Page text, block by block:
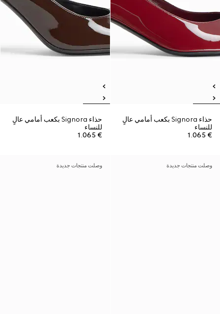
حذاء Signora بكعب أمامي عالٍ
للنساء
€ 1.065
حذاء Signora بكعب أمامي عالٍ
للنساء
€ 1.065
وصلت منتجات جديدة وصلت منتجات جديدة